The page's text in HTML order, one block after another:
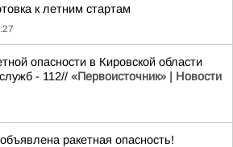
к летним стартам
опасности в Кировской области
- 112// «Первоисточник» | Новости
ракетная опасность!